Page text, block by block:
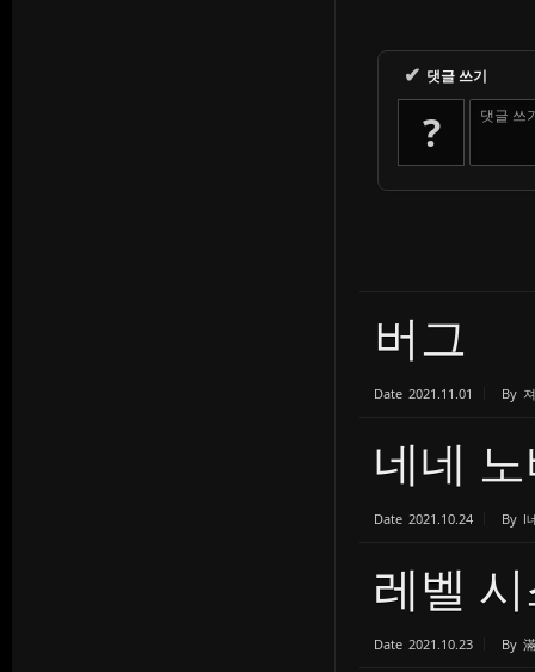
✔ 댓글 쓰기
? 댓글 쓰
버그
Date 2021.11.01 By
네네
Date 2021.10.24 By l
레벨
Date 2021.10.23 By